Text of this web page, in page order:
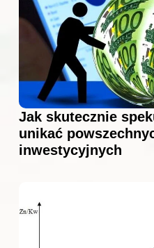
Jak skutecznie
unikać
inwestycyjnych